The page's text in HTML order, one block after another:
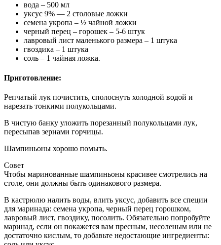
вода – 500 мл
уксус 9% — 2 столовые ложки
семена укропа – ½ чайной ложки
черный перец – горошек – 5-6 штук
лавровый лист маленького размера – 1 штука
гвоздика – 1 штука
соль – 1 чайная ложка.
Приготовление:
Репчатый лук почистить, сполоснуть холодной водой и
нарезать тонкими полукольцами.
В чистую банку уложить порезанный полукольцами лук,
пересыпав зернами горчицы.
Шампиньоны хорошо помыть.
Совет
Чтобы маринованные шампиньоны красивее смотрелись на
столе, они должны быть одинакового размера.
В кастрюлю налить воды, влить уксус, добавить все специи
для маринада: семена укропа, черный перец горошком,
лавровый лист, гвоздику, посолить. Обязательно попробуйте
маринад, если он покажется вам пресным, несоленым или не
достаточно кислым, то добавьте недостающие ингредиенты: